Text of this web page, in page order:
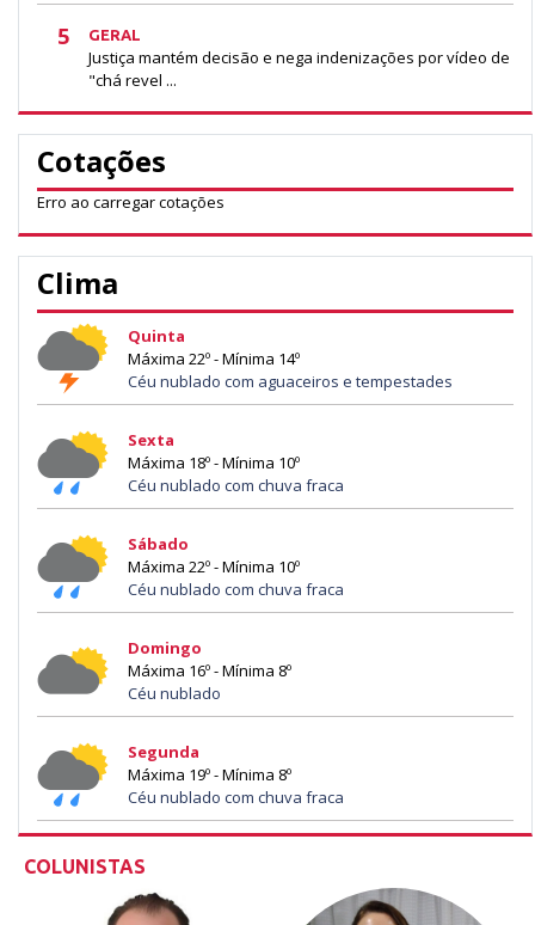
5 GERAL
Justiça mantém decisão e nega indenizações por vídeo de
"chá revel ...
Cotações
Erro ao carregar cotações
Clima
Quinta
Máxima 22º - Mínima 14º
Céu nublado com aguaceiros e tempestades
Sexta
Máxima 18º - Mínima 10º
Céu nublado com chuva fraca
Sábado
Máxima 22º - Mínima 10º
Céu nublado com chuva fraca
Domingo
Máxima 16º - Mínima 8º
Céu nublado
Segunda
Máxima 19º - Mínima 8º
Céu nublado com chuva fraca
COLUNISTAS